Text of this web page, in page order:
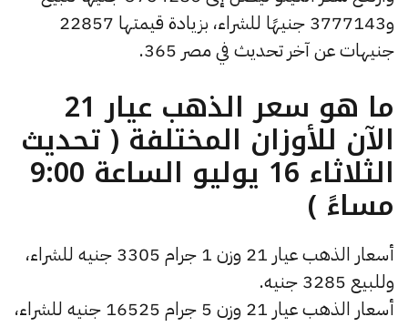
و3777143 جنيهًا للشراء، بزيادة قيمتها 22857
جنيهات عن آخر تحديث في مصر 365.
ما هو سعر الذهب عيار 21
الآن للأوزان المختلفة ( تحديث
الثلاثاء 16 يوليو الساعة 9:00
مساءً )
أسعار الذهب عيار 21 وزن 1 جرام 3305 جنيه للشراء،
وللبيع 3285 جنيه.
أسعار الذهب عيار 21 وزن 5 جرام 16525 جنيه للشراء،